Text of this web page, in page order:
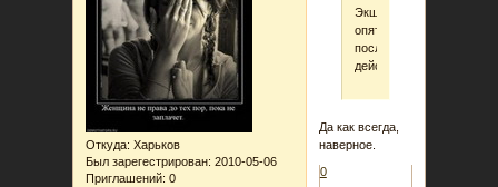
Откуда: Харьков
Был зарегестрирован: 2010-05-06
Приглашений: 0
Экшен
опять
после
действий?
Да как всегда,
наверное.
0